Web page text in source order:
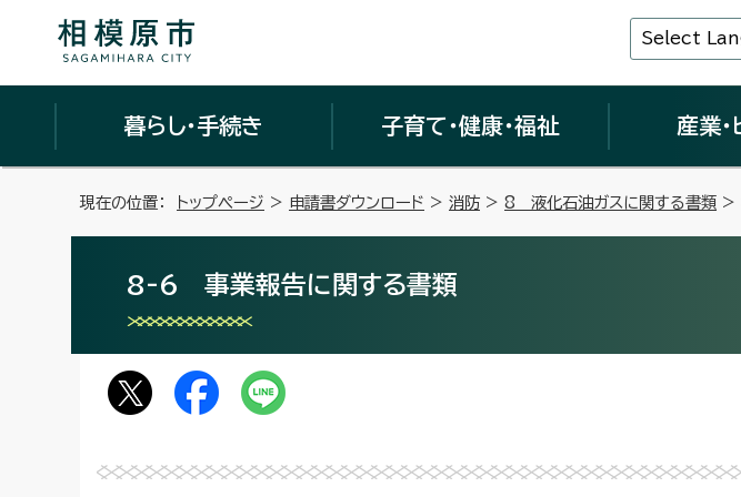
Select
暮らし・手続き 子育て・健康・福祉 産業
現在の位置： トップページ > 申請書ダウンロード > 消防 > 8 液化石油ガスに関する書類 >
8-6 事業報告に関する書類